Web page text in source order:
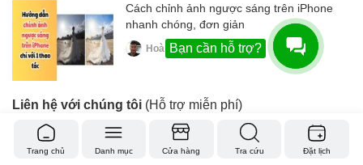
Cách chỉnh ảnh ngược sáng trên iPhone
nhanh chóng, đơn giản
Hoàng Taba 20/03/2025
Liên hệ với chúng tôi (Hỗ trợ miễn phí)
Tư vấn, bán hàng: 0909.650.650 (08:30-20:00)
Trang chủ Danh mục Cửa hàng Tra cứu Đặt lịch
Bạn cần hỗ trợ?